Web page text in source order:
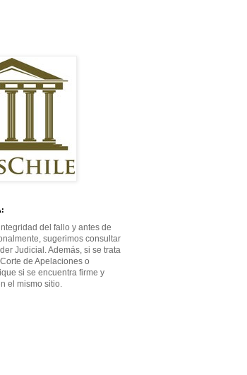
del fallo y antes de
sugerimos consultar
Judicial. Además, si se trata
de Apelaciones o
si se encuentra firme y
el mismo sitio.